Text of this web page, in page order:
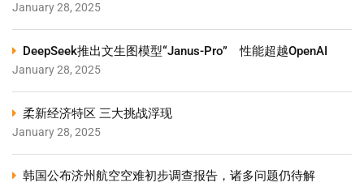
January 28, 2025
DeepSeek推出文生图模型“Janus-Pro” 性能超越OpenAI
January 28, 2025
柔新经济特区 三大挑战浮现
January 28, 2025
韩国公布济州航空空难初步调查报告，诸多问题仍待解